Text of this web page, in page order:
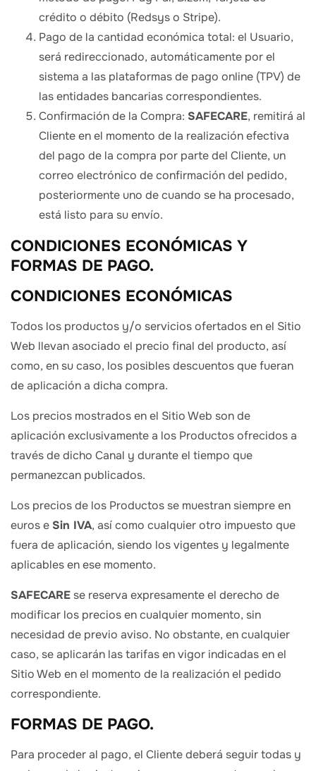
crédito o débito (Redsys o Stripe).
Pago de la cantidad económica total: el Usuario,
será redireccionado, automáticamente por el
sistema a las plataformas de pago online (TPV) de
las entidades bancarias correspondientes.
Confirmación de la Compra: SAFECARE, remitirá al
Cliente en el momento de la realización efectiva
del pago de la compra por parte del Cliente, un
correo electrónico de confirmación del pedido,
posteriormente uno de cuando se ha procesado,
está listo para su envío.
CONDICIONES ECONÓMICAS Y
FORMAS DE PAGO.
CONDICIONES ECONÓMICAS
Todos los productos y/o servicios ofertados en el Sitio
Web llevan asociado el precio final del producto, así
como, en su caso, los posibles descuentos que fueran
de aplicación a dicha compra.
Los precios mostrados en el Sitio Web son de
aplicación exclusivamente a los Productos ofrecidos a
través de dicho Canal y durante el tiempo que
permanezcan publicados.
Los precios de los Productos se muestran siempre en
euros e Sin IVA, así como cualquier otro impuesto que
fuera de aplicación, siendo los vigentes y legalmente
aplicables en ese momento.
SAFECARE se reserva expresamente el derecho de
modificar los precios en cualquier momento, sin
necesidad de previo aviso. No obstante, en cualquier
caso, se aplicarán las tarifas en vigor indicadas en el
Sitio Web en el momento de la realización el pedido
correspondiente.
FORMAS DE PAGO.
Para proceder al pago, el Cliente deberá seguir todas y